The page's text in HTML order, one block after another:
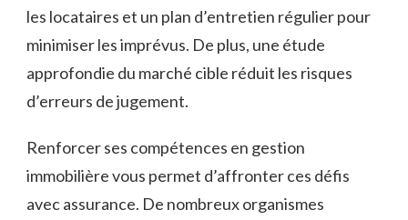
les locataires et un plan d’entretien régulier pour
minimiser les imprévus. De plus, une étude
approfondie du marché cible réduit les risques
d’erreurs de jugement.
Renforcer ses compétences en gestion
immobilière vous permet d’affronter ces défis
avec assurance. De nombreux organismes